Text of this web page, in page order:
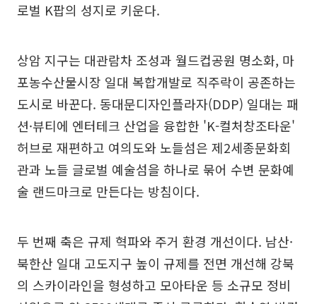
로벌 K팝의 성지로 키운다.
상암 지구는 대관람차 조성과 월드컵공원 명소화, 마
포농수산물시장 일대 복합개발로 직주락이 공존하는
도시로 바꾼다. 동대문디자인플라자(DDP) 일대는 패
션·뷰티에 엔터테크 산업을 융합한 'K-컬처창조타운'
허브로 재편하고 여의도와 노들섬은 제2세종문화회
관과 노들 글로벌 예술섬을 하나로 묶어 수변 문화예
술 랜드마크로 만든다는 방침이다.
두 번째 축은 규제 혁파와 주거 환경 개선이다. 남산·
북한산 일대 고도지구 높이 규제를 전면 개선해 강북
의 스카이라인을 형성하고 모아타운 등 소규모 정비